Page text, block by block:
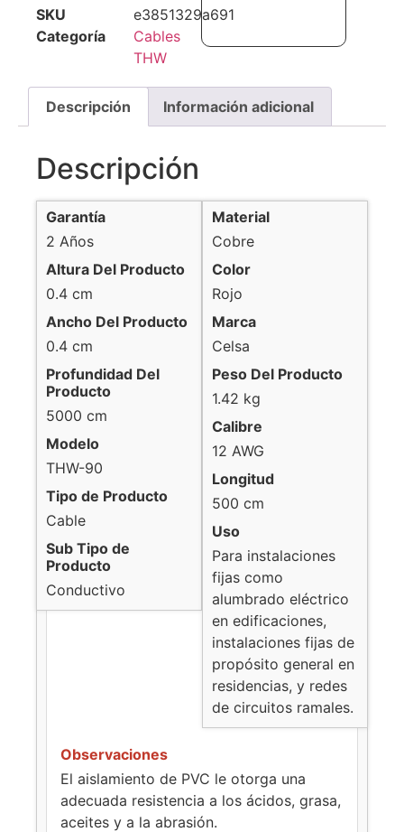
SKU
e3851329a691
Categoría
Cables
THW
Descripción Información adicional
Descripción
Garantía
2 Años
Altura Del Producto
0.4 cm
Ancho Del Producto
0.4 cm
Profundidad Del
Producto
5000 cm
Modelo
THW-90
Tipo de Producto
Cable
Sub Tipo de
Producto
Conductivo
Material
Cobre
Color
Rojo
Marca
Celsa
Peso Del Producto
1.42 kg
Calibre
12 AWG
Longitud
500 cm
Uso
Para instalaciones
fijas como
alumbrado eléctrico
en edificaciones,
instalaciones fijas de
propósito general en
residencias, y redes
de circuitos ramales.
Observaciones
El aislamiento de PVC le otorga una
adecuada resistencia a los ácidos, grasa,
aceites y a la abrasión.